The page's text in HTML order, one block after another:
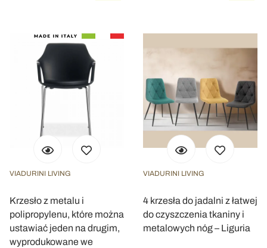
VIADURINI LIVING
Krzesło z metalu i
polipropylenu, które można
ustawiać jeden na drugim,
wyprodukowane we
VIADURINI LIVING
4 krzesła do jadalni z łatwej
do czyszczenia tkaniny i
metalowych nóg – Liguria